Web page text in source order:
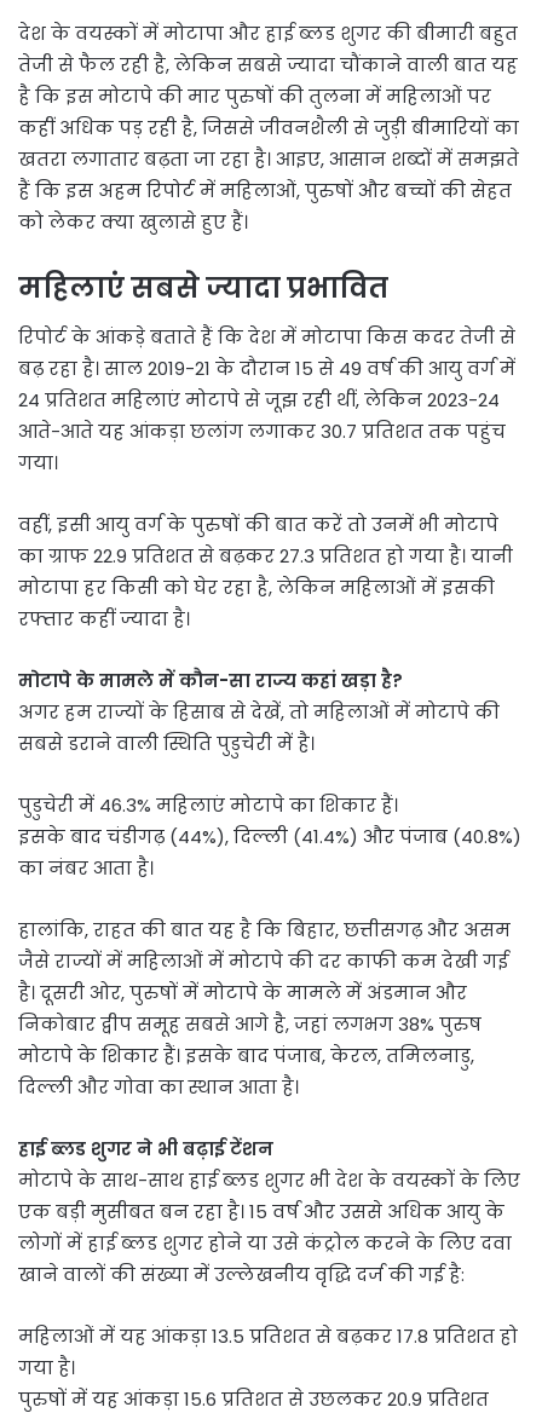
देश के वयस्कों में मोटापा और हाई ब्लड शुगर की बीमारी बहुत
तेजी से फैल रही है, लेकिन सबसे ज्यादा चौंकाने वाली बात यह
है कि इस मोटापे की मार पुरुषों की तुलना में महिलाओं पर
कहीं अधिक पड़ रही है, जिससे जीवनशैली से जुड़ी बीमारियों का
खतरा लगातार बढ़ता जा रहा है। आइए, आसान शब्दों में समझते
हैं कि इस अहम रिपोर्ट में महिलाओं, पुरुषों और बच्चों की सेहत
को लेकर क्या खुलासे हुए हैं।
महिलाएं सबसे ज्यादा प्रभावित
रिपोर्ट के आंकड़े बताते हैं कि देश में मोटापा किस कदर तेजी से
बढ़ रहा है। साल 2019-21 के दौरान 15 से 49 वर्ष की आयु वर्ग में
24 प्रतिशत महिलाएं मोटापे से जूझ रही थीं, लेकिन 2023-24
आते-आते यह आंकड़ा छलांग लगाकर 30.7 प्रतिशत तक पहुंच
गया।
वहीं, इसी आयु वर्ग के पुरुषों की बात करें तो उनमें भी मोटापे
का ग्राफ 22.9 प्रतिशत से बढ़कर 27.3 प्रतिशत हो गया है। यानी
मोटापा हर किसी को घेर रहा है, लेकिन महिलाओं में इसकी
रफ्तार कहीं ज्यादा है।
मोटापे के मामले में कौन-सा राज्य कहां खड़ा है?
अगर हम राज्यों के हिसाब से देखें, तो महिलाओं में मोटापे की
सबसे डराने वाली स्थिति पुडुचेरी में है।
पुडुचेरी में 46.3% महिलाएं मोटापे का शिकार हैं।
इसके बाद चंडीगढ़ (44%), दिल्ली (41.4%) और पंजाब (40.8%)
का नंबर आता है।
हालांकि, राहत की बात यह है कि बिहार, छत्तीसगढ़ और असम
जैसे राज्यों में महिलाओं में मोटापे की दर काफी कम देखी गई
है। दूसरी ओर, पुरुषों में मोटापे के मामले में अंडमान और
निकोबार द्वीप समूह सबसे आगे है, जहां लगभग 38% पुरुष
मोटापे के शिकार हैं। इसके बाद पंजाब, केरल, तमिलनाडु,
दिल्ली और गोवा का स्थान आता है।
हाई ब्लड शुगर ने भी बढ़ाई टेंशन
मोटापे के साथ-साथ हाई ब्लड शुगर भी देश के वयस्कों के लिए
एक बड़ी मुसीबत बन रहा है। 15 वर्ष और उससे अधिक आयु के
लोगों में हाई ब्लड शुगर होने या उसे कंट्रोल करने के लिए दवा
खाने वालों की संख्या में उल्लेखनीय वृद्धि दर्ज की गई है:
महिलाओं में यह आंकड़ा 13.5 प्रतिशत से बढ़कर 17.8 प्रतिशत हो
गया है।
पुरुषों में यह आंकड़ा 15.6 प्रतिशत से उछलकर 20.9 प्रतिशत